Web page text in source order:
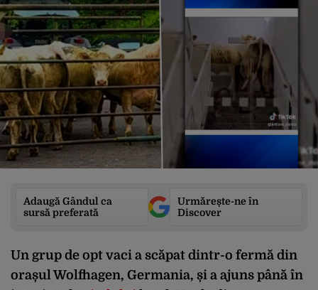
Adaugă Gândul ca
sursă preferată
Urmărește-ne în
Discover
Un grup de opt vaci a scăpat dintr-o fermă din
orașul Wolfhagen, Germania, și a ajuns până în